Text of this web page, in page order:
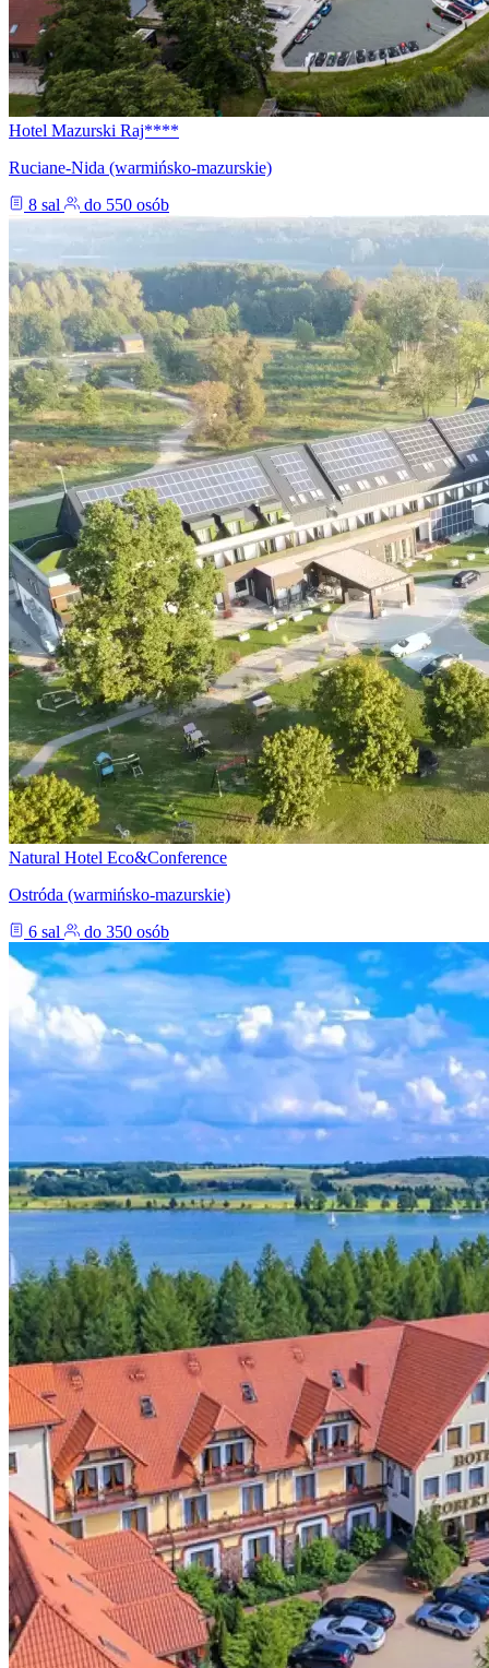
Hotel Mazurski Raj****
Ruciane-Nida (warmińsko-mazurskie)
8 sal
do 550 osób
Natural Hotel Eco&Conference
Ostróda (warmińsko-mazurskie)
6 sal
do 350 osób